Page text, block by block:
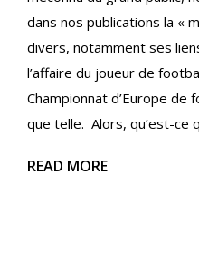
dans nos publications la «
divers, notamment ses
l’affaire du joueur de
Championnat d’Europe de
que telle. Alors, qu’est-ce
READ MORE